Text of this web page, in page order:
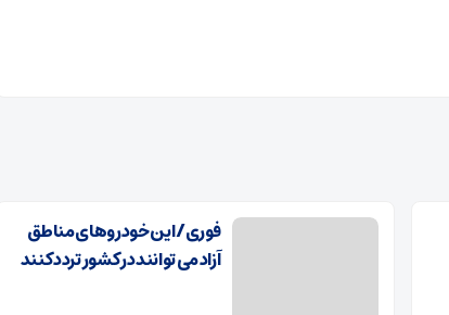
فوری/ این خودروهای مناطق
آزاد می توانند در کشور تردد کنند